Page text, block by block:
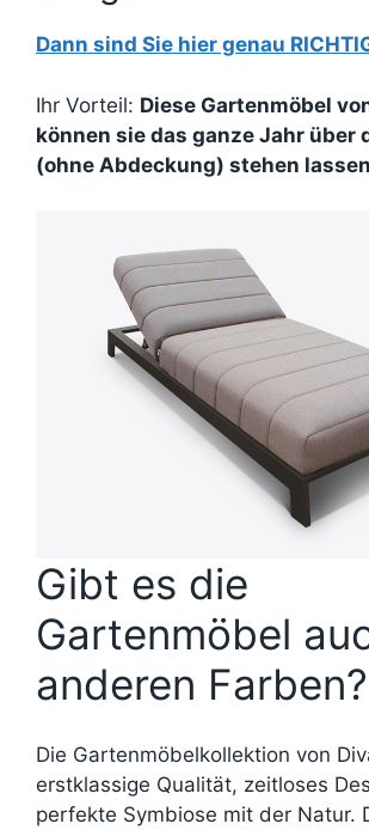
Dann sind Sie hier genau
Ihr Vorteil: Diese Gartenmöbel
können sie das ganze Jahr über
(ohne Abdeckung) stehen
Gibt es die
Gartenmöbel
anderen Farben?
Die Gartenmöbelkollektion von
erstklassige Qualität, zeitloses
perfekte Symbiose mit der Natur.